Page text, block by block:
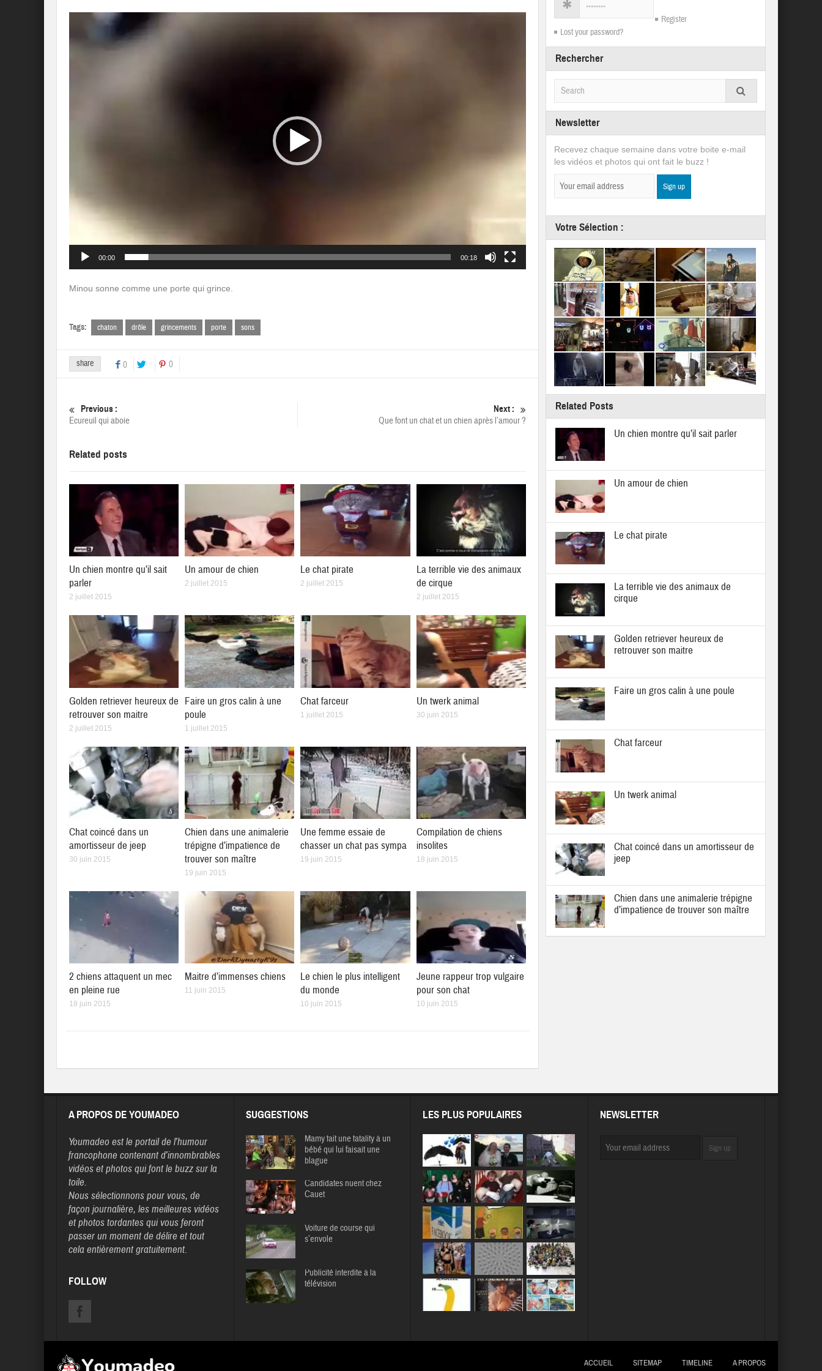
Lecteur
00:00 00:18
Minou sonne comme une porte qui grince.
Tags: chaton drôle grincements porte sons
share 0 0
Previous :
Ecureuil qui aboie
Next :
Que font un chat et un chien après l’amour ?
Related posts
Un chien montre qu’il sait
parler
2 juillet 2015
Un amour de chien
2 juillet 2015
Le chat pirate
2 juillet 2015
La terrible vie des animaux
de cirque
2 juillet 2015
Golden retriever heureux de
retrouver son maitre
2 juillet 2015
Faire un gros calin à une
poule
1 juillet 2015
Chat farceur
1 juillet 2015
Un twerk animal
30 juin 2015
Chat coincé dans un
amortisseur de jeep
30 juin 2015
Chien dans une animalerie
trépigne d’impatience de
trouver son maître
19 juin 2015
Une femme essaie de
chasser un chat pas sympa
19 juin 2015
Compilation de chiens
insolites
18 juin 2015
2 chiens attaquent un mec
en pleine rue
18 juin 2015
Maitre d’immenses chiens
11 juin 2015
Le chien le plus intelligent
du monde
10 juin 2015
Jeune rappeur trop vulgaire
pour son chat
10 juin 2015
Register
Lost your password?
Rechercher
Newsletter
Recevez chaque semaine dans votre boite e-mail
les vidéos et photos qui ont fait le buzz !
Votre Sélection :
Related Posts
Un chien montre qu’il sait parler
Un amour de chien
Le chat pirate
La terrible vie des animaux de
cirque
Golden retriever heureux de
retrouver son maitre
Faire un gros calin à une poule
Chat farceur
Un twerk animal
Chat coincé dans un amortisseur de
jeep
Chien dans une animalerie trépigne
d’impatience de trouver son maître
A PROPOS DE YOUMADEO
Youmadeo est le portail de l’humour
francophone contenant d’innombrables
vidéos et photos qui font le buzz sur la
toile.
Nous sélectionnons pour vous, de
façon journalière, les meilleures vidéos
et photos tordantes qui vous feront
passer un moment de délire et tout
cela entièrement gratuitement.
FOLLOW
SUGGESTIONS
Mamy fait une fatality à un
bébé qui lui faisait une
blague
Candidates nuent chez
Cauet
Voiture de course qui
s’envole
Publicité interdite à la
télévision
LES PLUS POPULAIRES NEWSLETTER
ACCUEIL SITEMAP TIMELINE A PROPOS